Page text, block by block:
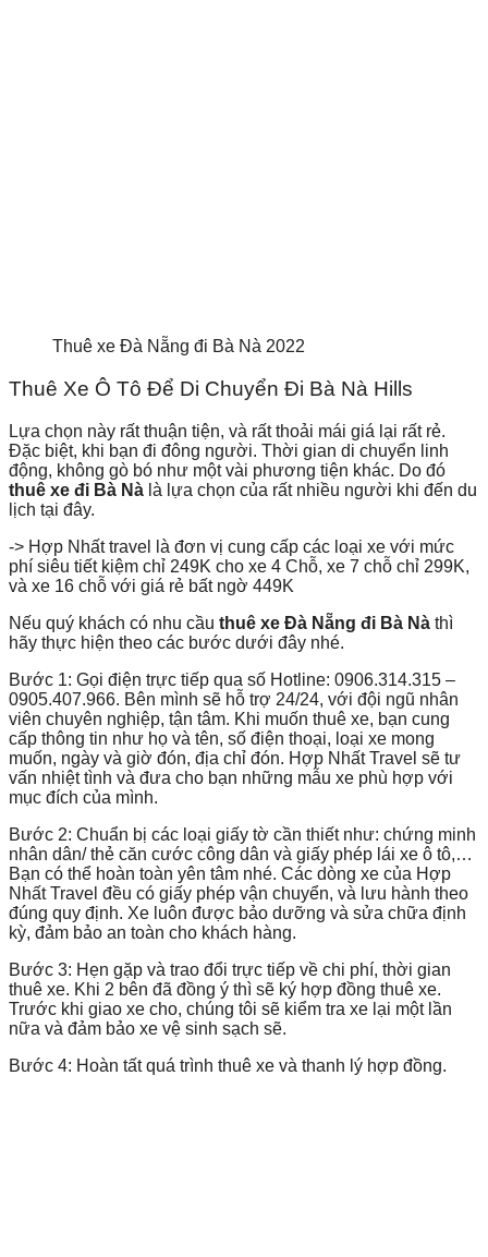
Thuê xe Đà Nẵng đi Bà Nà 2022
Thuê Xe Ô Tô Để Di Chuyển Đi Bà Nà Hills
Lựa chọn này rất thuận tiện, và rất thoải mái giá lại rất rẻ.
Đặc biệt, khi bạn đi đông người. Thời gian di chuyển linh
động, không gò bó như một vài phương tiện khác. Do đó
thuê xe đi Bà Nà là lựa chọn của rất nhiều người khi đến du
lịch tại đây.
-> Hợp Nhất travel là đơn vị cung cấp các loại xe với mức
phí siêu tiết kiệm chỉ 249K cho xe 4 Chỗ, xe 7 chỗ chỉ 299K,
và xe 16 chỗ với giá rẻ bất ngờ 449K
Nếu quý khách có nhu cầu thuê xe Đà Nẵng đi Bà Nà thì
hãy thực hiện theo các bước dưới đây nhé.
Bước 1: Gọi điện trực tiếp qua số Hotline: 0906.314.315 –
0905.407.966. Bên mình sẽ hỗ trợ 24/24, với đội ngũ nhân
viên chuyên nghiệp, tận tâm. Khi muốn thuê xe, bạn cung
cấp thông tin như họ và tên, số điện thoại, loại xe mong
muốn, ngày và giờ đón, địa chỉ đón. Hợp Nhất Travel sẽ tư
vấn nhiệt tình và đưa cho bạn những mẫu xe phù hợp với
mục đích của mình.
Bước 2: Chuẩn bị các loại giấy tờ cần thiết như: chứng minh
nhân dân/ thẻ căn cước công dân và giấy phép lái xe ô tô,…
Bạn có thể hoàn toàn yên tâm nhé. Các dòng xe của Hợp
Nhất Travel đều có giấy phép vận chuyển, và lưu hành theo
đúng quy định. Xe luôn được bảo dưỡng và sửa chữa định
kỳ, đảm bảo an toàn cho khách hàng.
Bước 3: Hẹn gặp và trao đổi trực tiếp về chi phí, thời gian
thuê xe. Khi 2 bên đã đồng ý thì sẽ ký hợp đồng thuê xe.
Trước khi giao xe cho, chúng tôi sẽ kiểm tra xe lại một lần
nữa và đảm bảo xe vệ sinh sạch sẽ.
Bước 4: Hoàn tất quá trình thuê xe và thanh lý hợp đồng.